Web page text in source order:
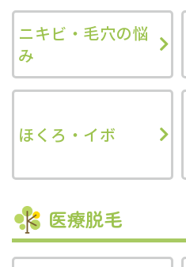
ニキビ・毛穴の悩
み
ほくろ・イボ
医療脱毛